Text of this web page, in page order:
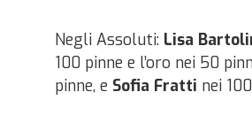
Negli Assoluti: Lisa
100 pinne e l’oro nei 50
pinne, e Sofia Fratti nei